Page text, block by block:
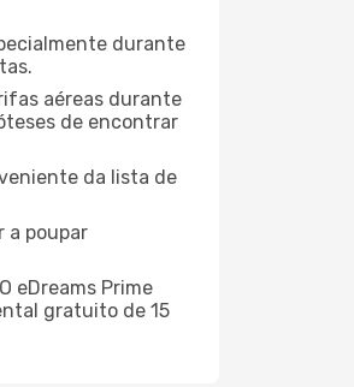
durante
aéreas durante
de encontrar
da lista de
a poupar
eDreams Prime
gratuito de 15